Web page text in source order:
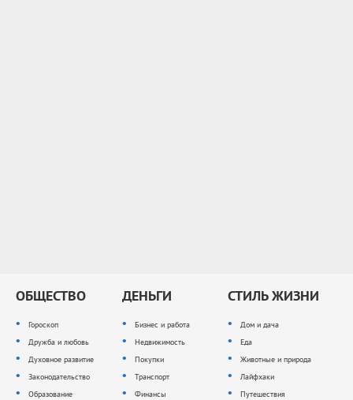
ОБЩЕСТВО
Гороскоп
Дружба и любовь
Духовное развитие
Законодательство
Образование
ДЕНЬГИ
Бизнес и работа
Недвижимость
Покупки
Транспорт
Финансы
СТИЛЬ ЖИЗНИ
Дом и дача
Еда
Животные и природа
Лайфхаки
Путешествия